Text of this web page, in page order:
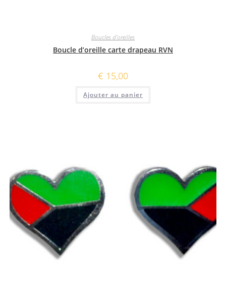
Boucles d'oreilles
Boucle d’oreille carte drapeau RVN
€ 15,00
Ajouter au panier